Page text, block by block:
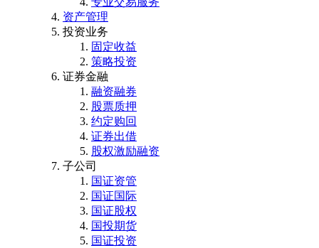
资产管理
投资业务
固定收益
策略投资
证券金融
融资融券
股票质押
约定购回
证券出借
股权激励融资
子公司
国证资管
国证国际
国证股权
国投期货
国证投资